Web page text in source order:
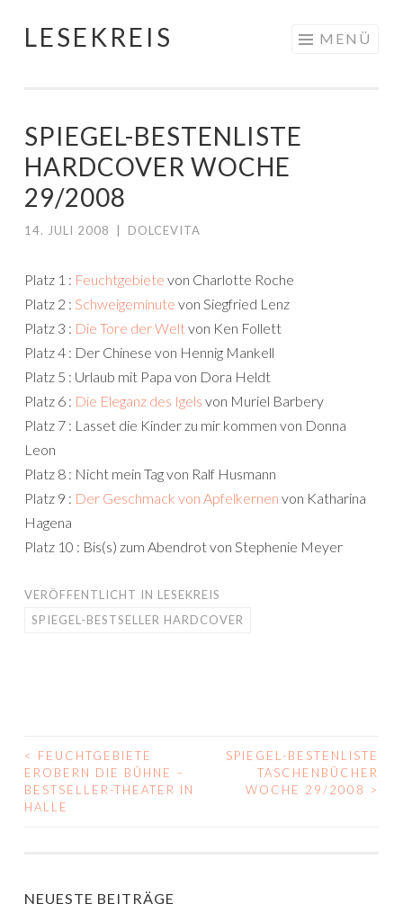
Springe
LESEKREIS MENÜ
SPIEGEL-BESTENLISTE
HARDCOVER WOCHE
29/2008
14. JULI 2008 DOLCEVITA
Platz 1 : Feuchtgebiete von Charlotte Roche
Platz 2 : Schweigeminute von Siegfried Lenz
Platz 3 : Die Tore der Weltvon Ken Follett
Platz 4 : Der Chinese von Hennig Mankell
Platz 5 : Urlaub mit Papa von Dora Heldt
Platz 6 : Die Eleganz des Igels von Muriel Barbery
Platz 7 : Lasset die Kinder zu mir kommen von Donna
Leon
Platz 8 : Nicht mein Tag von Ralf Husmann
Platz 9 : Der Geschmack von Apfelkernen von Katharina
Hagena
Platz 10 : Bis(s) zum Abendrot von Stephenie Meyer
VERÖFFENTLICHT IN LESEKREIS
SPIEGEL-BESTSELLER HARDCOVER
BEITRAGS-
NAVIGATION
<
FEUCHTGEBIETE
EROBERN DIE BÜHNE –
BESTSELLER-THEATER IN
HALLE
SPIEGEL-BESTENLISTE
TASCHENBÜCHER
WOCHE 29/2008
>
NEUESTE BEITRÄGE